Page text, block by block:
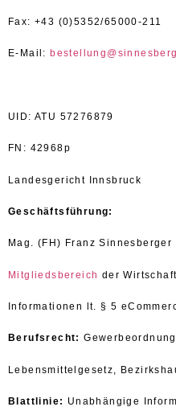
Fax: +43 (0)5352/65000-211
E-Mail:
UID: ATU 57276879
FN: 42968p
Landesgericht Innsbruck
Geschäftsführung:
Mag. (FH) Franz Sinnesberger
Mitgliedsbereich der
Informationen lt. § 5
Berufsrecht:
Lebensmittelgesetz,
Blattlinie: Unabhängige